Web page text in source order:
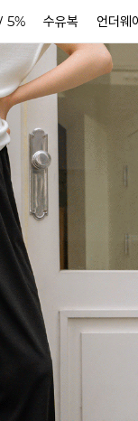
5% 수유복 언더웨